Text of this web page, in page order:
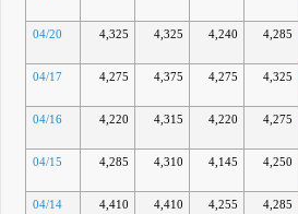
04/20 4,325 4,325 4,240 4,285
04/17 4,275 4,375 4,275 4,325
04/16 4,220 4,315 4,220 4,275
04/15 4,285 4,310 4,145 4,250
04/14 4,410 4,410 4,255 4,285